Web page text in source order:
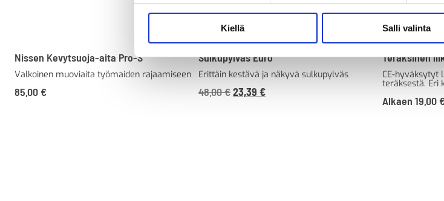
Kiellä Salli valinta
Nissen Kevytsuoja-aita Pro-S
Valkoinen muoviaita työmaiden rajaamiseen
85,00 €
Sulkupylväs Euro
Erittäin kestävä ja näkyvä sulkupylväs
48,00€Alkuperäinen
23,39 €Nykyinen
Teräksinen
CE-hyväksytyt
teräksestä. Eri
Alkaen 19,00